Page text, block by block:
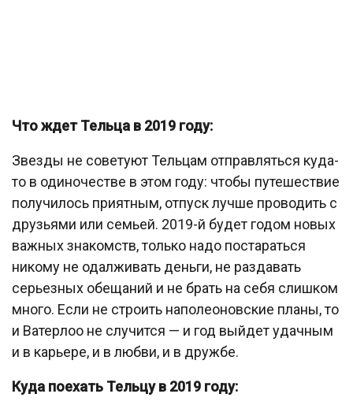
Что ждет Тельца в 2019 году:
Звезды не советуют Тельцам отправляться куда-
то в одиночестве в этом году: чтобы путешествие
получилось приятным, отпуск лучше проводить с
друзьями или семьей. 2019-й будет годом новых
важных знакомств, только надо постараться
никому не одалживать деньги, не раздавать
серьезных обещаний и не брать на себя слишком
много. Если не строить наполеоновские планы, то
и Ватерлоо не случится — и год выйдет удачным
и в карьере, и в любви, и в дружбе.
Куда поехать Тельцу в 2019 году: